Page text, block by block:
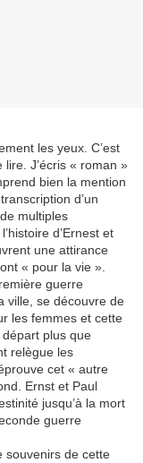
les yeux. C’est
J’écris « roman »
bien la mention
d’un
multiples
d’Ernest et
une attirance
« pour la vie ».
guerre
ville, se découvre de
les femmes et cette
plus que
relègue les
cet « autre
Ernst et Paul
jusqu’à la mort
guerre
souvenirs de cette